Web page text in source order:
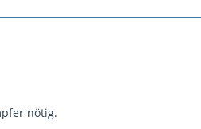
nötig.